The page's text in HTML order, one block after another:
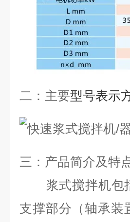
二： 主要型号表示
三： 产品简介及特
浆式搅拌机包
支撑部分（轴承装